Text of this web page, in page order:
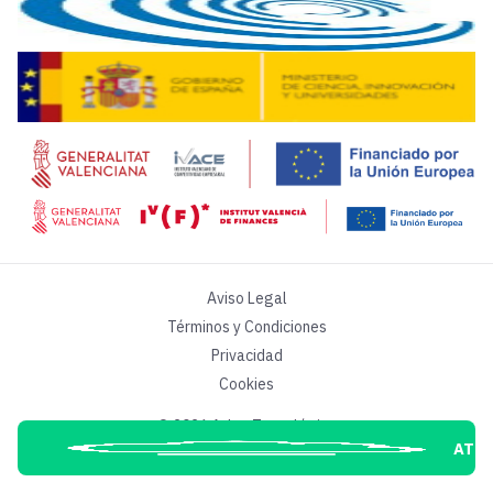
Otrosintervinientesprogramados Juan José Hernández
Aviso Legal
Términos y Condiciones
Privacidad
Cookies
© 2026 Atlas Tecnológico